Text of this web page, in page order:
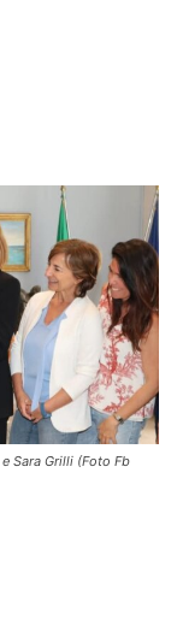
Sara Grilli (Foto Fb